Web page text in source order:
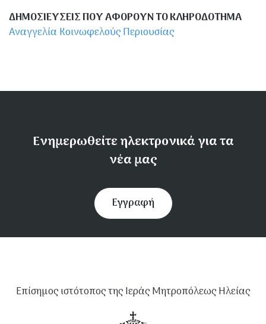
ΔΗΜΟΣΙΕΥΣΕΙΣ ΠΟΥ ΑΦΟΡΟΥΝ ΤΟ ΚΛΗΡΟΔΟΤΗΜΑ
Αναγγελία Κοινωφελούς Περιουσίας
Ενημερωθείτε ηλεκτρονικά για τα
νέα μας
Εγγραφή
Επίσημος ιστότοπος της Ιεράς Μητροπόλεως Ηλείας